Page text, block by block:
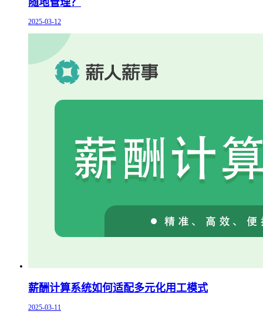
随地管理？
2025-03-12
薪酬计算系统如何适配多元化用工模式
2025-03-11